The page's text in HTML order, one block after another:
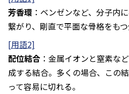
芳香環 ：ベンゼンなど、分子内
繋がり、剛直で平面な骨格をもつ
[用語2]
配位結合 ：金属イオンと窒素な
成する結合。多くの場合、この
って容易に切れる。